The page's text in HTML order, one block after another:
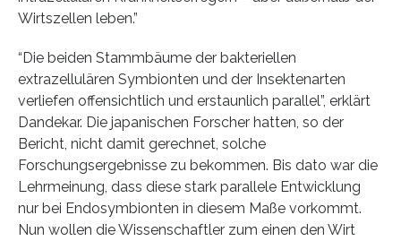
Wirtszellen leben.”
“Die beiden Stammbäume der bakteriellen
extrazellulären Symbionten und der Insektenarten
verliefen offensichtlich und erstaunlich parallel”, erklärt
Dandekar. Die japanischen Forscher hatten, so der
Bericht, nicht damit gerechnet, solche
Forschungsergebnisse zu bekommen. Bis dato war die
Lehrmeinung, dass diese stark parallele Entwicklung
nur bei Endosymbionten in diesem Maße vorkommt.
Nun wollen die Wissenschaftler zum einen den Wirt